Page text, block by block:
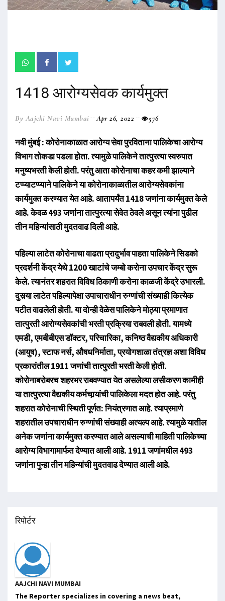
1418 आरोग्यसेवक कार्यमुक्त
By Aajchi Navi Mumbai Apr 26, 2022 576
नवी मुंबई : कोरोनाकाळात आरोग्य सेवा पुरविताना पालिकेचा आरोग्य
विभाग तोकडा पडला होता. त्यामुळे पालिकेने तात्पुरत्या स्वरुपात
मनुष्यभरती केली होती. परंतु आता कोरोनाचा कहर कमी झाल्याने
टप्प्याटप्प्याने पालिकेने या कोरोनाकाळातील आरोग्यसेवकांना
कार्यमुक्त करण्यात येत आहे. आतापर्यंत 1418 जणांना कार्यमुक्त केले
आहे. केवळ 493 जणांना तात्पुरत्या सेवेत ठेवले असून त्यांना पुढील
तीन महिन्यांसाठी मुदतवाढ दिली आहे.
पहिल्या लाटेत कोरोनाचा वाढता प्रादुर्भाव पाहता पालिकेने सिडको
प्रदर्शनी केंद्र येथे 1200 खाटांचे जम्बो करोना उपचार केंद्र सुरू
केले. त्यानंतर शहरात विविध ठिकाणी करोना काळजी केंद्रे उभारली.
दुसर्‍या लाटेत पहिल्यापेक्षा उपाचाराधीन रुग्णांची संख्याही कित्येक
पटीत वाढलेली होती. या दोन्ही वेळेस पालिकेने मोठ्या प्रमाणात
तात्पुरती आरोग्यसेवकांची भरती प्रक्रिया राबवली होती. यामध्ये
एमडी, एमबीबीएस डॉक्टर, परिचारिका, कनिष्ठ वैद्यकीय अधिकारी
(आयुष), स्टाफ नर्स, औषधनिर्माता, प्रयोगशाळा तंत्रज्ञ अशा विविध
प्रकारांतील 1911 जणांची तात्पुरती भरती केली होती.
कोरोनाबरोबरच शहरभर राबवण्यात येत असलेल्या लसीकरण कामीही
या तात्पुरत्या वैद्यकीय कर्मचार्‍यांची पालिकेला मदत होत आहे. परंतु
शहरात कोरोनाची स्थिती पूर्णत: नियंत्रणात आहे. त्याप्रमाणे
शहरातील उपचाराधीन रुग्णांची संख्याही अत्यल्प आहे. त्यामुळे यातील
अनेक जणांना कार्यमुक्त करण्यात आले असल्याची माहिती पालिकेच्या
आरोग्य विभागामार्फत देण्यात आली आहे. 1911 जणांमधील 493
जणांना पुन्हा तीन महिन्यांची मुदतवाढ देण्यात आली आहे.
रिपोर्टर
AAJCHI NAVI MUMBAI
The Reporter specializes in covering a news beat,